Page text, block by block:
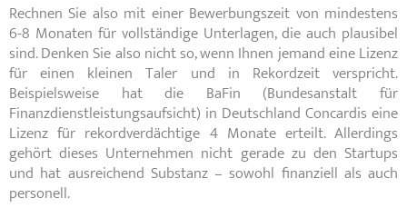
Rechnen Sie also mit einer Bewerbungszeit von mindestens
6-8 Monaten für vollständige Unterlagen, die auch plausibel
sind. Denken Sie also nicht so, wenn Ihnen jemand eine Lizenz
für einen kleinen Taler und in Rekordzeit verspricht.
Beispielsweise hat die BaFin (Bundesanstalt für
Finanzdienstleistungsaufsicht) in Deutschland Concardis eine
Lizenz für rekordverdächtige 4 Monate erteilt. Allerdings
gehört dieses Unternehmen nicht gerade zu den Startups
und hat ausreichend Substanz – sowohl finanziell als auch
personell.